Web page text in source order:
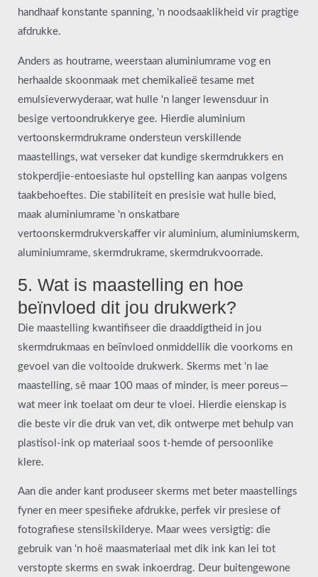
handhaaf konstante spanning, 'n noodsaaklikheid vir pragtige
afdrukke.
Anders as houtrame, weerstaan aluminiumrame vog en
herhaalde skoonmaak met chemikalieë tesame met
emulsieverwyderaar, wat hulle 'n langer lewensduur in
besige vertoondrukkerye gee. Hierdie aluminium
vertoonskermdrukrame ondersteun verskillende
maastellings, wat verseker dat kundige skermdrukkers en
stokperdjie-entoesiaste hul opstelling kan aanpas volgens
taakbehoeftes. Die stabiliteit en presisie wat hulle bied,
maak aluminiumrame 'n onskatbare
vertoonskermdrukverskaffer vir aluminium, aluminiumskerm,
aluminiumrame, skermdrukrame, skermdrukvoorrade.
5. Wat is maastelling en hoe
beïnvloed dit jou drukwerk?
Die maastelling kwantifiseer die draaddigtheid in jou
skermdrukmaas en beïnvloed onmiddellik die voorkoms en
gevoel van die voltooide drukwerk. Skerms met 'n lae
maastelling, sê maar 100 maas of minder, is meer poreus—
wat meer ink toelaat om deur te vloei. Hierdie eienskap is
die beste vir die druk van vet, dik ontwerpe met behulp van
plastisol-ink op materiaal soos t-hemde of persoonlike
klere.
Aan die ander kant produseer skerms met beter maastellings
fyner en meer spesifieke afdrukke, perfek vir presiese of
fotografiese stensilskilderye. Maar wees versigtig: die
gebruik van 'n hoë maasmateriaal met dik ink kan lei tot
verstopte skerms en swak inkoerdrag. Deur buitengewone